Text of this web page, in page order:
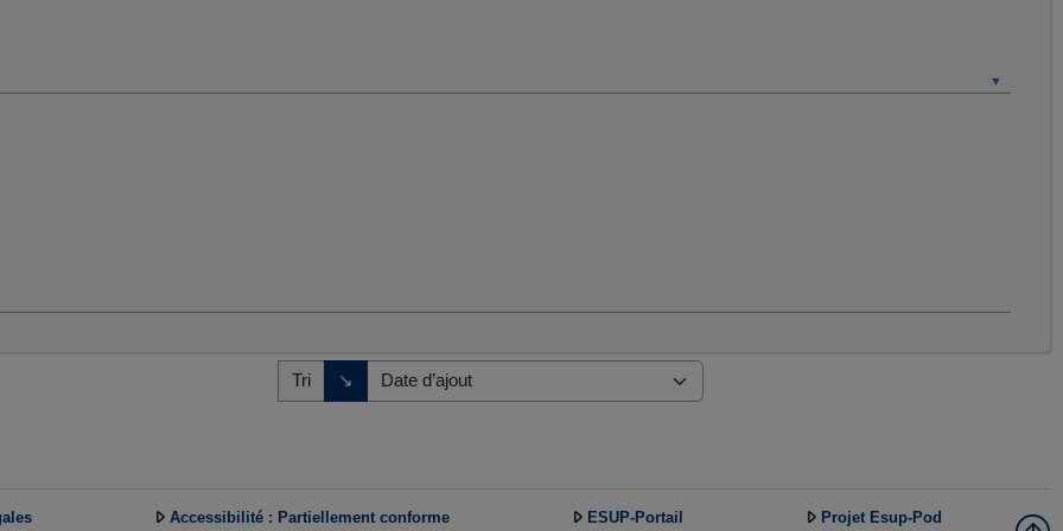
et sociales
Tri ↘
Direction de tri
Accessibilité : Partiellement conforme ESUP-Portail Projet Esup-Pod